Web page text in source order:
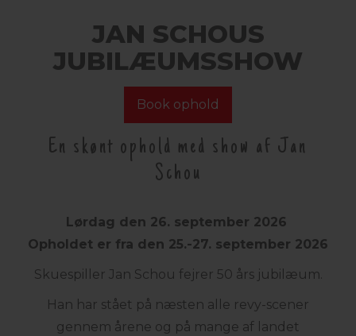
JAN SCHOUS
JUBILÆUMSSHOW
Book ophold
En skønt ophold med show af Jan
Schou
Lørdag den 26. september 2026
Opholdet er fra den 25.-27. september 2026
Skuespiller Jan Schou fejrer 50 års jubilæum.
Han har stået på næsten alle revy-scener
gennem årene og på mange af landet